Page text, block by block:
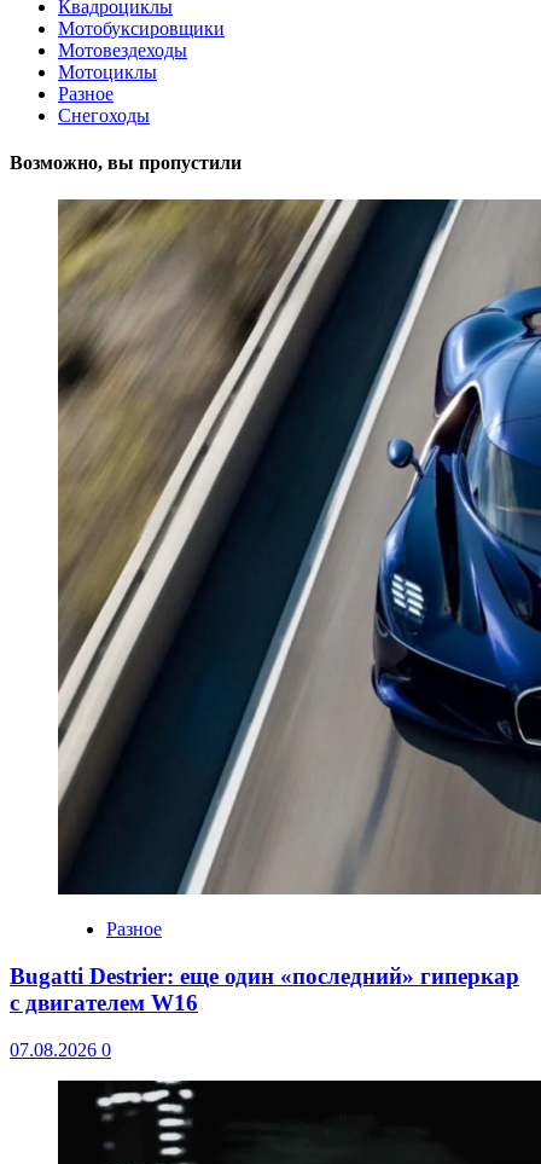
Квадроциклы
Мотобуксировщики
Мотовездеходы
Мотоциклы
Разное
Снегоходы
Возможно, вы пропустили
Разное
Bugatti Destrier: еще один «последний» гиперкар
с двигателем W16
07.08.2026 0